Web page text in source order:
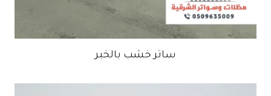
ساتر خشب بالخبر